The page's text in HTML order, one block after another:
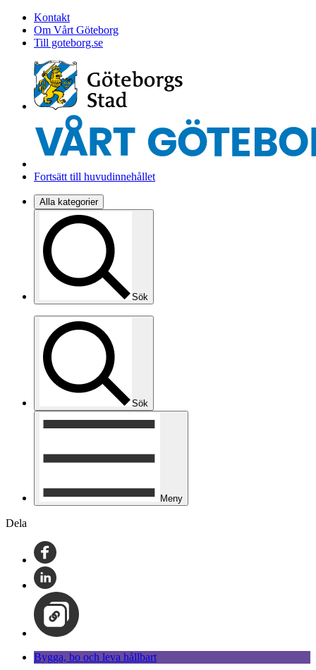
Kontakt
Om Vårt Göteborg
Till goteborg.se
Fortsätt till huvudinnehållet
Alla kategorier
Sök
Sök
Meny
Dela
Bygga, bo och leva hållbart